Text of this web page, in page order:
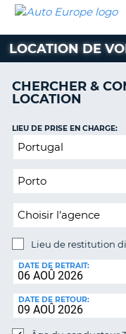
LOCATION
VOITURE
CAMPING-
CAR
AUTO
EUROPE
LOCATION
VOITURE
CAMPING-
CAR
PARTENAIRES
SUPPORT
CLIENT
COMPTE
MA
LOCATION DE
CHERCHER &
LOCATION
Lieu
restitution
LIEU DE PRISE EN CHARGE:
Lieu de restitution
DE
RESTITUTION:
DATE DE RETRAIT:
DATE DE RETOUR: